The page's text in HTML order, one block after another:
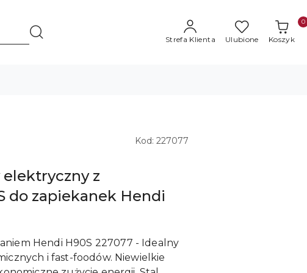
Strefa Klienta Ulubione Koszyk
0
Kod: 227077
z
do zapiekanek Hendi
Hendi H90S 227077 - Idealny
i fast-foodów. Niewielkie